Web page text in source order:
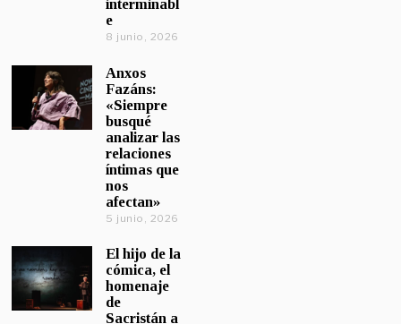
interminabl
e
8 junio, 2026
Anxos
Fazáns:
«Siempre
busqué
analizar las
relaciones
íntimas que
nos
afectan»
5 junio, 2026
El hijo de la
cómica, el
homenaje
de
Sacristán a